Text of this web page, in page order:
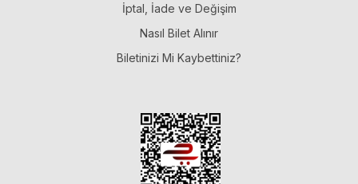
İptal, İade ve Değişim
Nasıl Bilet Alınır
Biletinizi Mi Kaybettiniz?